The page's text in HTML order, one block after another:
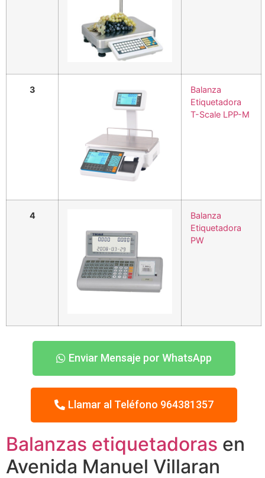
3
Balanza
Etiquetadora
T-Scale LPP-M
4
Balanza
Etiquetadora
PW
Enviar Mensaje por WhatsApp
Llamar al Teléfono 964381357
Balanzas etiquetadoras en
Avenida Manuel Villaran